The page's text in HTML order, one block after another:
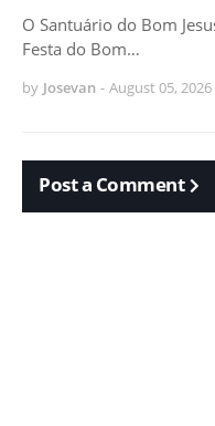
O Santuário do Bom
Festa do Bom…
by Josevan - August 05, 2026
Post a Comment